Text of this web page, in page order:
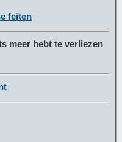
feiten
meer hebt te verliezen